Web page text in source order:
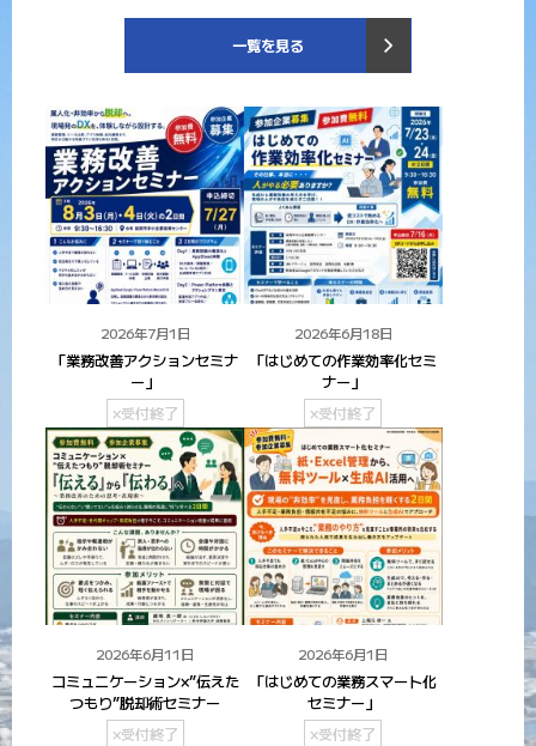
一覧を見る
2026年7月1日
「業務改善アクションセミナ
ー」
×受付終了
2026年6月18日
「はじめての作業効率化セミ
ナー」
×受付終了
2026年6月11日
コミュニケーション×”伝えた
つもり”脱却術セミナー
×受付終了
2026年6月1日
「はじめての業務スマート化
セミナー」
×受付終了